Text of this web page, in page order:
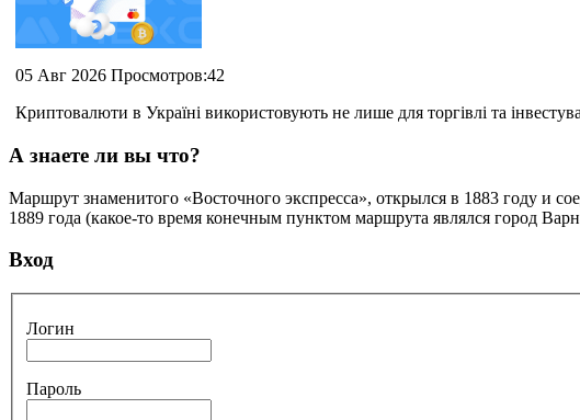
05 Авг 2026 Просмотров:42
Криптовалюти в Україні використовують не лише для торгівлі та
А знаете ли вы что?
Маршрут знаменитого «Восточного экспресса», открылся в 1883 году и
1889 года (какое-то время конечным пунктом маршрута являлся город
Вход
Логин
Пароль